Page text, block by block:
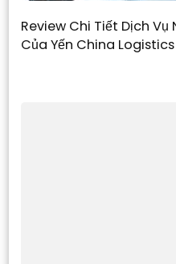
Review Chi Tiết Dịch
Của Yến China Logistics